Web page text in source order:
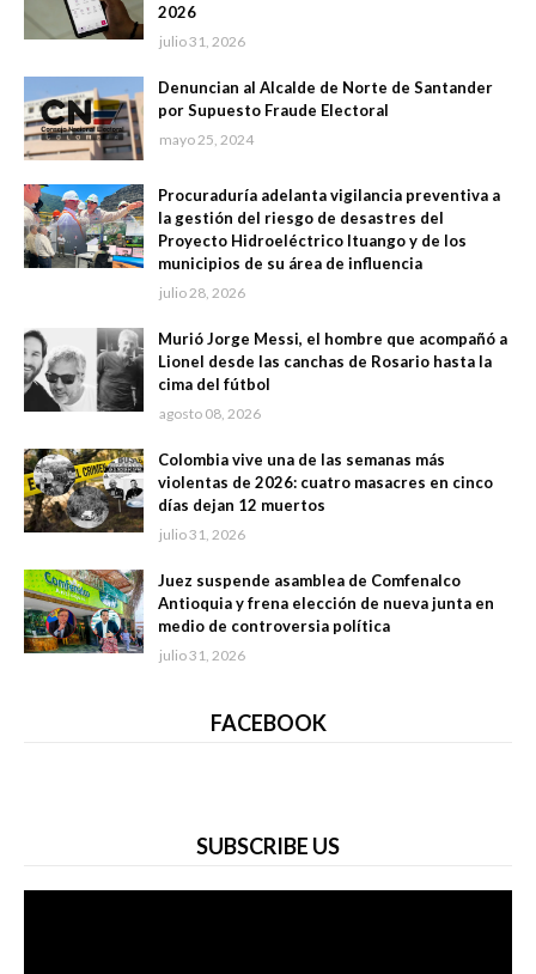
2026
julio 31, 2026
Denuncian al Alcalde de Norte de Santander
por Supuesto Fraude Electoral
mayo 25, 2024
Procuraduría adelanta vigilancia preventiva a
la gestión del riesgo de desastres del
Proyecto Hidroeléctrico Ituango y de los
municipios de su área de influencia
julio 28, 2026
Murió Jorge Messi, el hombre que acompañó a
Lionel desde las canchas de Rosario hasta la
cima del fútbol
agosto 08, 2026
Colombia vive una de las semanas más
violentas de 2026: cuatro masacres en cinco
días dejan 12 muertos
julio 31, 2026
Juez suspende asamblea de Comfenalco
Antioquia y frena elección de nueva junta en
medio de controversia política
julio 31, 2026
FACEBOOK
SUBSCRIBE US